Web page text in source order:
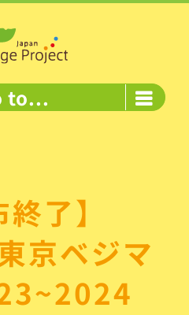
to...
終了】
京ベジマ